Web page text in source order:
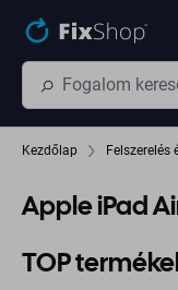
Kezdőlap Felszerelés
Apple iPad
TOP